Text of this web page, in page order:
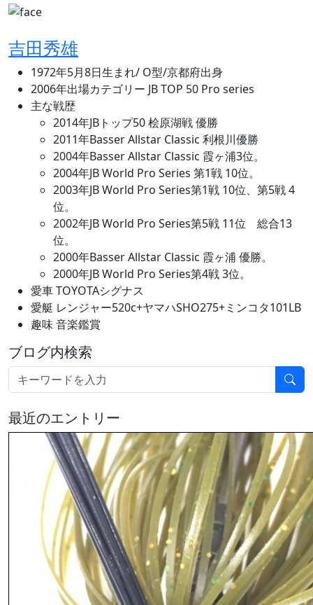
吉田秀雄
1972年5月8日生まれ/ O型/京都府出身
2006年出場カテゴリー JB TOP 50 Pro series
主な戦歴
2014年JBトップ50 桧原湖戦 優勝
2011年Basser Allstar Classic 利根川優勝
2004年Basser Allstar Classic 霞ヶ浦3位。
2004年JB World Pro Series 第1戦 10位。
2003年JB World Pro Series第1戦 10位、第5戦 4
位。
2002年JB World Pro Series第5戦 11位 総合13
位。
2000年Basser Allstar Classic 霞ヶ浦 優勝。
2000年JB World Pro Series第4戦 3位。
愛車 TOYOTAシグナス
愛艇 レンジャー520c+ヤマハSHO275+ミンコタ101LB
趣味 音楽鑑賞
ブログ内検索
最近のエントリー